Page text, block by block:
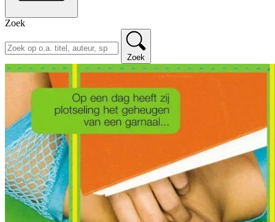
Zoek
Zoek